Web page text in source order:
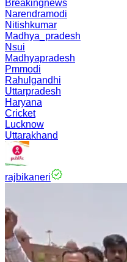
Breakingnews
Narendramodi
Nitishkumar
Madhya_pradesh
Nsui
Madhyapradesh
Pmmodi
Rahulgandhi
Uttarpradesh
Haryana
Cricket
Lucknow
Uttarakhand
rajbikaneri